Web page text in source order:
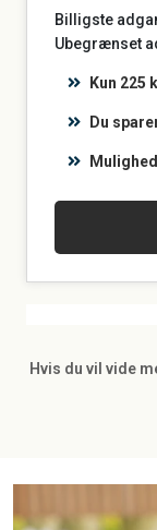
Billigste
Ubegrænset
Kun 225
Du
Hvis du vil vide